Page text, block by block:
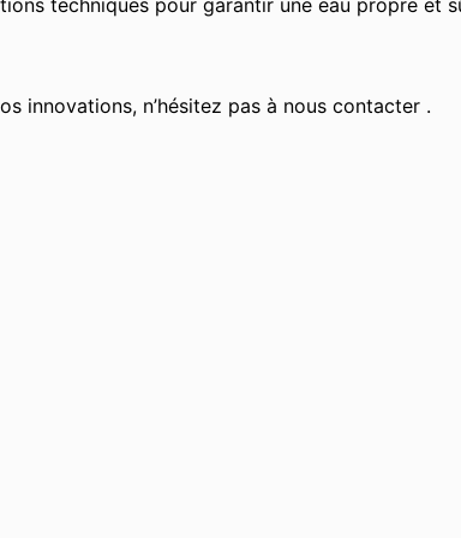
techniques pour garantir une eau propre et
innovations, n’hésitez pas à nous contacter .